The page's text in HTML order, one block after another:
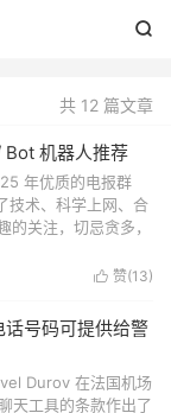

共 12 篇文章
机器人推荐
年优质的电报群
技术、科学上网、合
关注，切忌贪多，
 赞(13)
号码可提供给警
Durov 在法国机场
天工具的条款作出了